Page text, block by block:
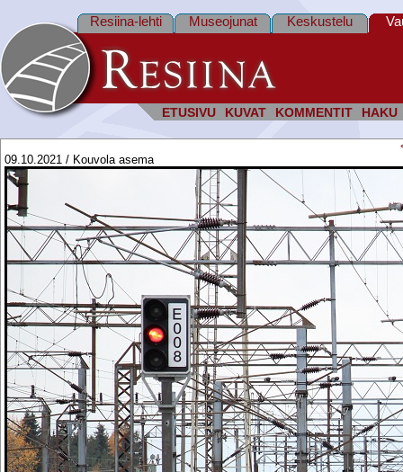
ETUSIVU KUVAT KOMMENTIT HAKU
Resiina-lehti Museojunat Keskustelu
09.10.2021 / Kouvola asema